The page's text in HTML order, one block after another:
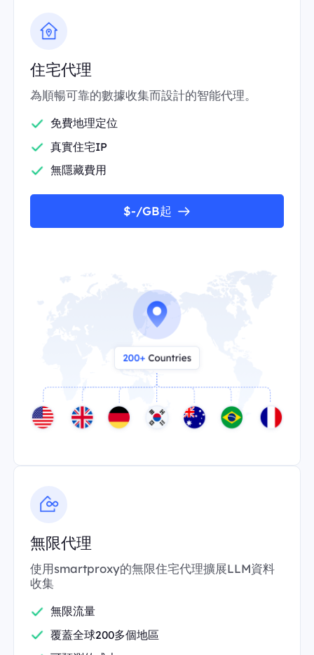
住宅代理
為順暢可靠的數據收集而設計的智能代理。
免費地理定位
真實住宅IP
無隱藏費用
$-/GB起
無限代理
使用smartproxy的無限住宅代理擴展LLM資料
收集
無限流量
覆蓋全球200多個地區